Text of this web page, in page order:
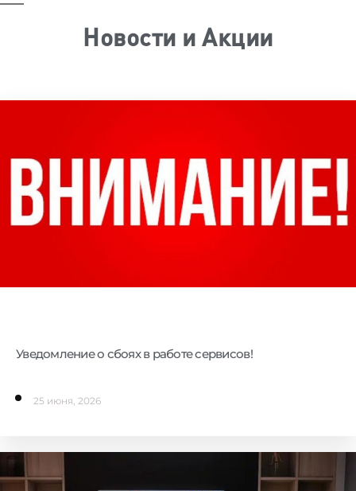
Новости и Акции
Уведомление о сбоях в работе сервисов!
25 июня, 2026